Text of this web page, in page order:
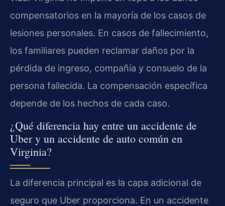
compensatorios en la mayoría de los casos de
lesiones personales. En casos de fallecimiento,
los familiares pueden reclamar daños por la
pérdida de ingreso, compañía y consuelo de la
persona fallecida. La compensación específica
depende de los hechos de cada caso.
¿Qué diferencia hay entre un accidente de
Uber y un accidente de auto común en
Virginia?
La diferencia principal es la capa adicional de
seguro que Uber proporciona. En un accidente